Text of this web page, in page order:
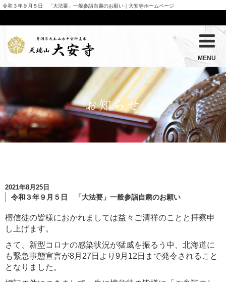
令和３年９月５日 「大法要」一般参詣自粛のお願い｜大安寺ホームページ
MENU
お知らせ
2021年8月25日
令和３年９月５日 「大法要」一般参詣自粛のお願い
檀信徒の皆様におかれましては益々ご清祥のことと拝察申
し上げます。
さて、新型コロナの感染状況が猛威を振るう中、北海道に
も緊急事態宣言が8月27日より9月12日まで発令されること
となりました。